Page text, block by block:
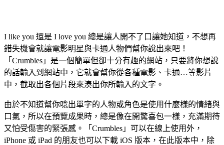
I like you 還是 I love you 總是讓人開不了口讓她知道，不想再
錯失機會就讓電影明星與卡通人物們幫你說出來吧！
「Crumbles」是一個簡單但卻十分有趣的網站，只要將你想說
的話輸入到網站中，它就會幫你從各種電影、卡通…等影片
中，截取出各個片段來湊出你所輸入的文字。
由於不知道幫你唸出單字的人物或角色是使用什麼樣的情緒與
口氣，所以在預覽成果時，總是像在開驚喜包一樣，充滿期待
又怕受傷害的緊張感。「Crumbles」可以在線上使用外，
iPhone 或 iPad 的朋友也可以下載 iOS 版本，在此版本中，除